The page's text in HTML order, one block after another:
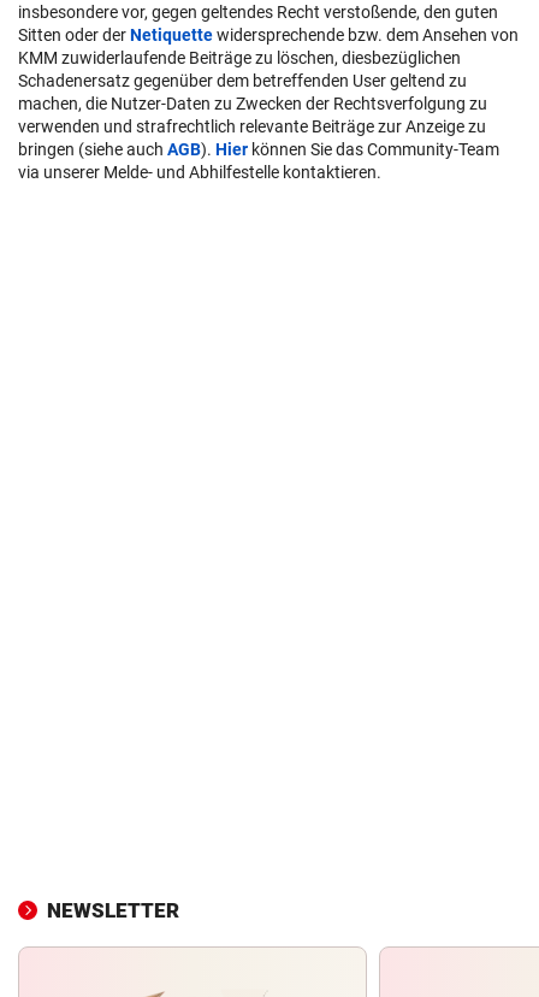
insbesondere vor, gegen geltendes Recht verstoßende, den guten
Sitten oder derNetiquettewidersprechende bzw. dem Ansehen von
KMM zuwiderlaufende Beiträge zu löschen, diesbezüglichen
Schadenersatz gegenüber dem betreffenden User geltend zu
machen, die Nutzer-Daten zu Zwecken der Rechtsverfolgung zu
verwenden und strafrechtlich relevante Beiträge zur Anzeige zu
bringen (siehe auch AGB). Hier können Sie das Community-Team
via unserer Melde- und Abhilfestelle kontaktieren.
NEWSLETTER